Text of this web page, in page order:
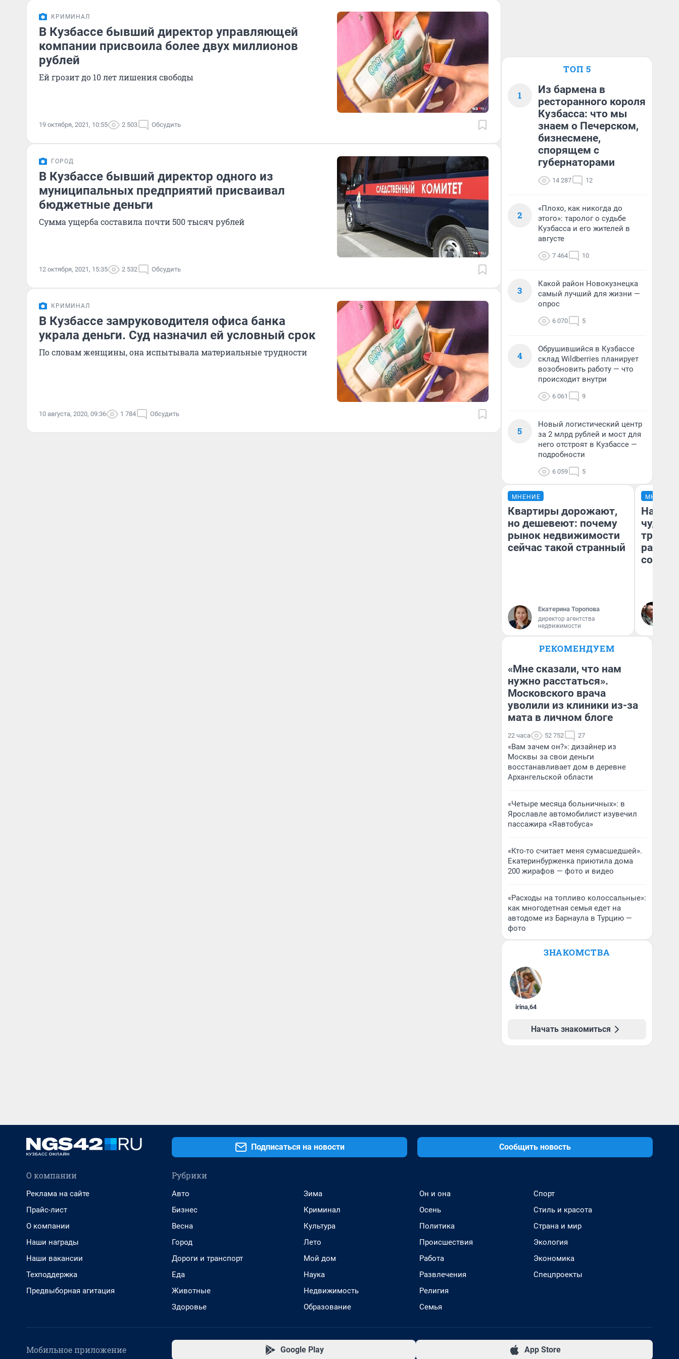
КРИМИНАЛ
В Кузбассе бывший директор управляющей
компании присвоила более двух миллионов
рублей
Ей грозит до 10 лет лишения свободы
19 октября, 2021, 10:55 2 503 Обсудить
ГОРОД
В Кузбассе бывший директор одного из
муниципальных предприятий присваивал
бюджетные деньги
Сумма ущерба составила почти 500 тысяч рублей
12 октября, 2021, 15:35 2 532 Обсудить
КРИМИНАЛ
В Кузбассе замруководителя офиса банка
украла деньги. Суд назначил ей условный срок
По словам женщины, она испытывала материальные трудности
10 августа, 2020, 09:36 1 784 Обсудить
ТОП 5
1
Из бармена в
ресторанного короля
Кузбасса: что мы
знаем о Печерском,
бизнесмене,
спорящем с
губернаторами
14 287 12
2
«Плохо, как никогда до
этого»: таролог о судьбе
Кузбасса и его жителей в
августе
7 464 10
3
Какой район Новокузнецка
самый лучший для жизни —
опрос
6 070 5
4
Обрушившийся в Кузбассе
склад Wildberries планирует
возобновить работу — что
происходит внутри
6 061 9
5
Новый логистический центр
за 2 млрд рублей и мост для
него отстроят в Кузбассе —
подробности
6 059 5
МНЕНИЕ
Квартиры дорожают,
но дешевеют: почему
рынок недвижимости
сейчас такой странный
Екатерина Торопова
директор агентства
недвижимости
МНЕНИЕ
чудом
РЕКОМЕНДУЕМ
«Мне сказали, что нам
нужно расстаться».
Московского врача
уволили из клиники из-за
мата в личном блоге
22 часа 52 752 27
«Вам зачем он?»: дизайнер из
Москвы за свои деньги
восстанавливает дом в деревне
Архангельской области
«Четыре месяца больничных»: в
Ярославле автомобилист изувечил
пассажира «Яавтобуса»
«Кто-то считает меня сумасшедшей».
Екатеринбурженка приютила дома
200 жирафов — фото и видео
«Расходы на топливо колоссальные»:
как многодетная семья едет на
автодоме из Барнаула в Турцию —
фото
ЗНАКОМСТВА
irina,64
Начать знакомиться
Подписаться на новости Сообщить новость
О компании
Реклама на сайте
Прайс-лист
О компании
Наши награды
Наши вакансии
Техподдержка
Предвыборная агитация
Рубрики
Авто
Бизнес
Весна
Город
Дороги и транспорт
Еда
Животные
Здоровье
Зима
Криминал
Культура
Лето
Мой дом
Наука
Недвижимость
Образование
Он и она
Осень
Политика
Происшествия
Работа
Развлечения
Религия
Семья
Спорт
Стиль и красота
Страна и мир
Экология
Экономика
Спецпроекты
Мобильное приложение Google Play App Store